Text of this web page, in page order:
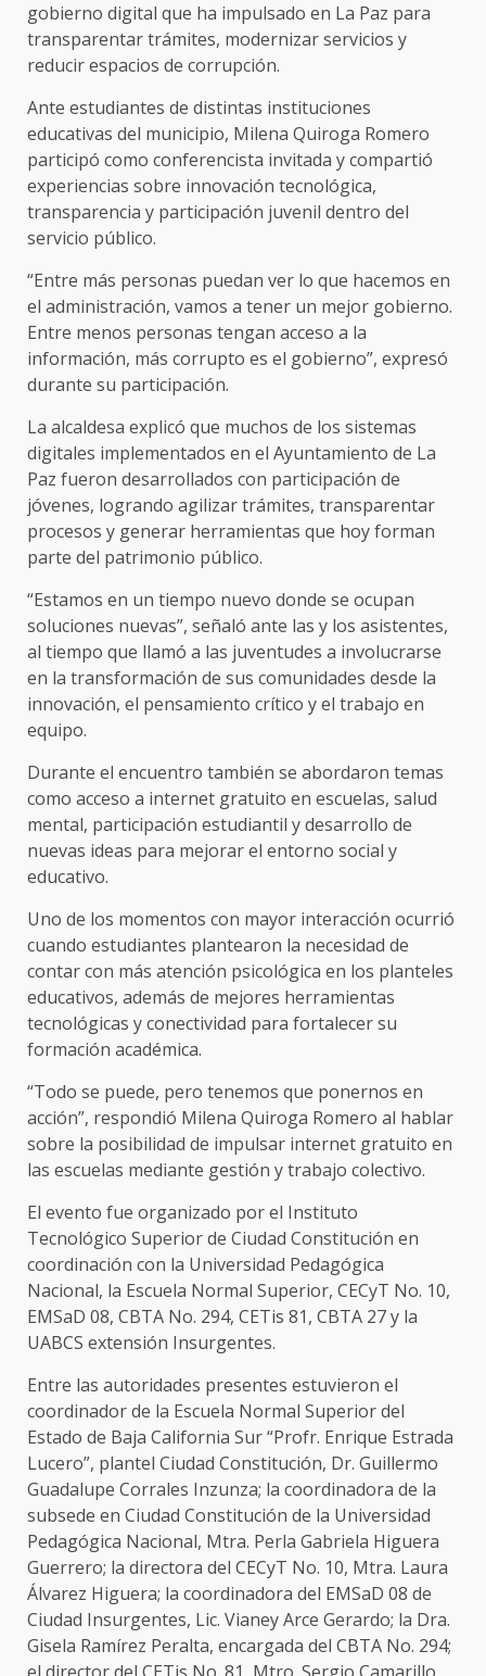
gobierno digital que ha impulsado en La Paz para
transparentar trámites, modernizar servicios y
reducir espacios de corrupción.
Ante estudiantes de distintas instituciones
educativas del municipio, Milena Quiroga Romero
participó como conferencista invitada y compartió
experiencias sobre innovación tecnológica,
transparencia y participación juvenil dentro del
servicio público.
“Entre más personas puedan ver lo que hacemos en
el administración, vamos a tener un mejor gobierno.
Entre menos personas tengan acceso a la
información, más corrupto es el gobierno”, expresó
durante su participación.
La alcaldesa explicó que muchos de los sistemas
digitales implementados en el Ayuntamiento de La
Paz fueron desarrollados con participación de
jóvenes, logrando agilizar trámites, transparentar
procesos y generar herramientas que hoy forman
parte del patrimonio público.
“Estamos en un tiempo nuevo donde se ocupan
soluciones nuevas”, señaló ante las y los asistentes,
al tiempo que llamó a las juventudes a involucrarse
en la transformación de sus comunidades desde la
innovación, el pensamiento crítico y el trabajo en
equipo.
Durante el encuentro también se abordaron temas
como acceso a internet gratuito en escuelas, salud
mental, participación estudiantil y desarrollo de
nuevas ideas para mejorar el entorno social y
educativo.
Uno de los momentos con mayor interacción ocurrió
cuando estudiantes plantearon la necesidad de
contar con más atención psicológica en los planteles
educativos, además de mejores herramientas
tecnológicas y conectividad para fortalecer su
formación académica.
“Todo se puede, pero tenemos que ponernos en
acción”, respondió Milena Quiroga Romero al hablar
sobre la posibilidad de impulsar internet gratuito en
las escuelas mediante gestión y trabajo colectivo.
El evento fue organizado por el Instituto
Tecnológico Superior de Ciudad Constitución en
coordinación con la Universidad Pedagógica
Nacional, la Escuela Normal Superior, CECyT No. 10,
EMSaD 08, CBTA No. 294, CETis 81, CBTA 27 y la
UABCS extensión Insurgentes.
Entre las autoridades presentes estuvieron el
coordinador de la Escuela Normal Superior del
Estado de Baja California Sur “Profr. Enrique Estrada
Lucero”, plantel Ciudad Constitución, Dr. Guillermo
Guadalupe Corrales Inzunza; la coordinadora de la
subsede en Ciudad Constitución de la Universidad
Pedagógica Nacional, Mtra. Perla Gabriela Higuera
Guerrero; la directora del CECyT No. 10, Mtra. Laura
Álvarez Higuera; la coordinadora del EMSaD 08 de
Ciudad Insurgentes, Lic. Vianey Arce Gerardo; la Dra.
Gisela Ramírez Peralta, encargada del CBTA No. 294;